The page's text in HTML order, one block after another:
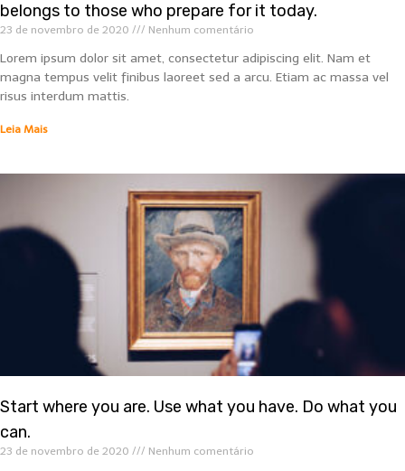
belongs to those who prepare for it today.
23 de novembro de 2020 Nenhum comentário
Lorem ipsum dolor sit amet, consectetur adipiscing elit. Nam et
magna tempus velit finibus laoreet sed a arcu. Etiam ac massa vel
risus interdum mattis.
Leia Mais
Start where you are. Use what you have. Do what you
can.
23 de novembro de 2020 Nenhum comentário